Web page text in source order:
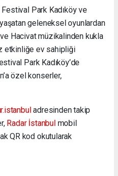
Festival Park Kadıköy ve
geleneksel oyunlardan
Hacivat müzikalinden kukla
etkinliğe ev sahipliği
Park Kadıköy’de
özel konserler,
adresinden takip
Radar İstanbulmobil
QR kod okutularak